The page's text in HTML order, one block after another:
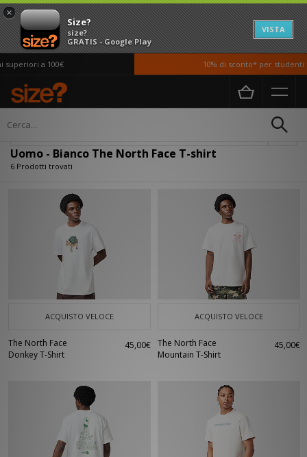
×
Size?
size?
GRATIS - Google Play
VISTA
a 100€ 10% di sconto* per studenti
Home Uomo
Uomo - Bianco The North Face T-shirt
6 Prodotti trovati
ACQUISTO VELOCE
The North Face
Donkey T-Shirt
45,00€
ACQUISTO VELOCE
The North Face
Mountain T-Shirt
45,00€